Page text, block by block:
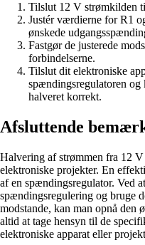
Tilslut 12 V strømkilden
Justér værdierne for R1
ønskede
Fastgør de justerede
forbindelserne.
Tilslut dit elektroniske
spændingsregulatoren og
halveret korrekt.
Afsluttende
Halvering af strømmen fra 12
elektroniske projekter. En
af en spændingsregulator. Ved
spændingsregulering og bruge
modstande, kan man opnå den
altid at tage hensyn til de
elektroniske apparat eller